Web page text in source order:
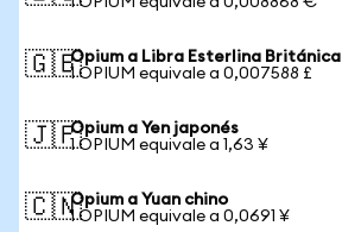
🇬🇧Opium a Libra Esterlina Británica
1 OPIUM equivale a 0,007588 £
🇯🇵Opium a Yen japonés
1 OPIUM equivale a 1,63 ¥
🇨🇳Opium a Yuan chino
1 OPIUM equivale a 0,0691 ¥